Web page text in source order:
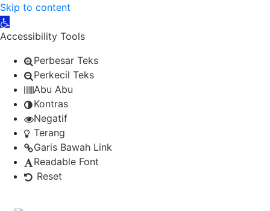
Skip to content
Open toolbar
Accessibility Tools
Perbesar Teks
Perkecil Teks
Abu Abu
Kontras
Negatif
Terang
Garis Bawah Link
Readable Font
Reset